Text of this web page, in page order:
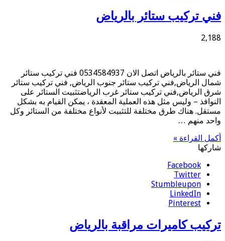
فني تركيب ستائر بالرياض
2,188
فني ستائر بالرياض اتصل الان 0534584937 فني تركيب ستائر
شمال الرياض,فني تركيب ستائر جنوب الرياض, فني تركيب ستائر
شرق الرياض,فني تركيب ستائر غرب الرياضتثبيت الستائر على
النوافذ – وليس مثل هذه العملية المعقدة ، يمكن القيام به بشكل
مستقل. هناك طرق مختلفة للتثبيت لأنواع مختلفة من الستائر وكل
واحد منهم …
أكمل القراءة »
شاركها
Facebook
Twitter
Stumbleupon
LinkedIn
Pinterest
تركيب كاميرات مراقبة بالرياض